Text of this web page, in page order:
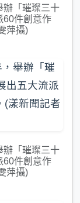
辦「璀璨三十
60件創意作
萍攝)
辦「璀璨三十
60件創意作
萍攝)